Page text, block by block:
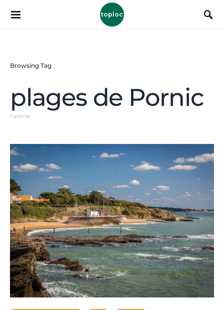
toploc
Browsing Tag
plages de Pornic
1 article